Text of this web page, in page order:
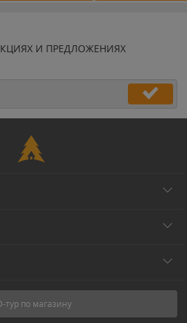
И ПРЕДЛОЖЕНИЯХ
тур по магазину